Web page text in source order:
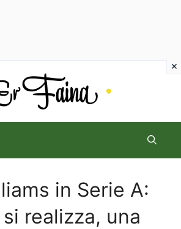
in Serie A:
realizza, una